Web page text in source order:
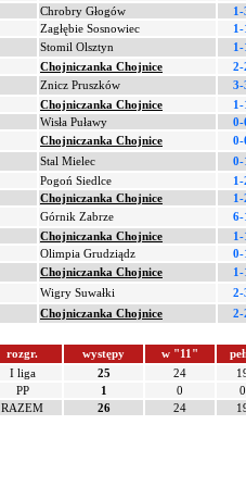
Chrobry Głogów
1-
Zagłębie Sosnowiec
1-
Stomil Olsztyn
1-
Chojniczanka Chojnice
2-
Znicz Pruszków
3-
Chojniczanka Chojnice
1-
Wisła Puławy
0-
Chojniczanka Chojnice
0-
Stal Mielec
0-
Pogoń Siedlce
1-
Chojniczanka Chojnice
1-
Górnik Zabrze
6-
Chojniczanka Chojnice
1-
Olimpia Grudziądz
0-
Chojniczanka Chojnice
1-
Wigry Suwałki
2-
Chojniczanka Chojnice 2-
rozgr. występy w "11"
I liga 25 24
PP 1 0
0
RAZEM 26 24